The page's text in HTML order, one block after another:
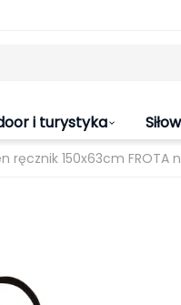
i turystyka
ręcznik 150x63cm